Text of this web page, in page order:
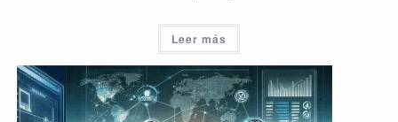
Leer más